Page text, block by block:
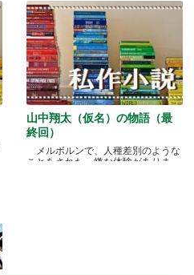
山中翔太（仮名）の物語（最
終回）
メルボルンで、人種差別のような
ことをされた、嫌な体験がありま